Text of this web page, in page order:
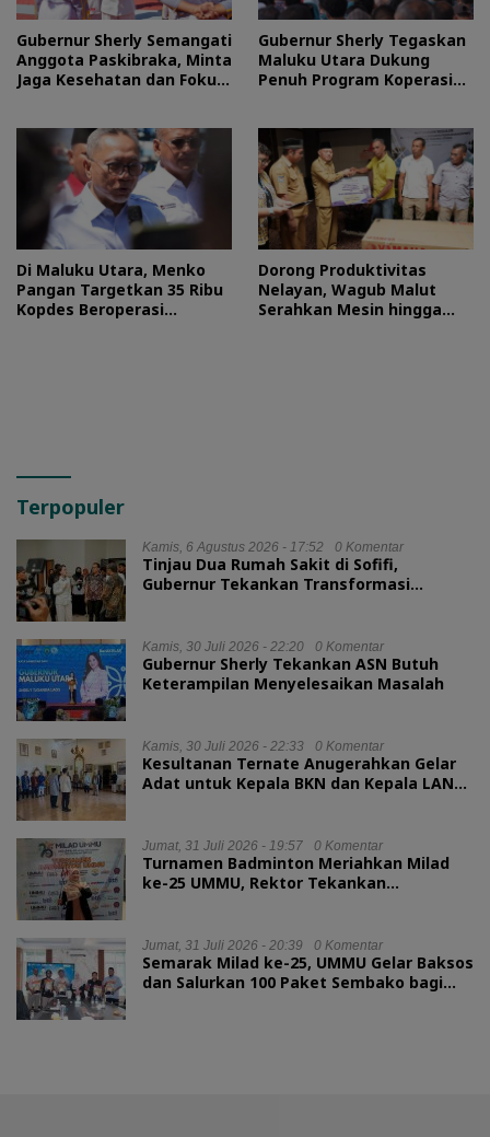
Gubernur Sherly Semangati
Anggota Paskibraka, Minta
Jaga Kesehatan dan Fokus
Gubernur Sherly Tegaskan
Maluku Utara Dukung
Penuh Program Koperasi
Di Maluku Utara, Menko
Pangan Targetkan 35 Ribu
Kopdes Beroperasi
Dorong Produktivitas
Nelayan, Wagub Malut
Serahkan Mesin hingga
Terpopuler
Kamis, 6 Agustus 2026 - 17:52 0 Komentar
Tinjau Dua Rumah Sakit di Sofifi,
Gubernur Tekankan Transformasi
Kamis, 30 Juli 2026 - 22:20 0 Komentar
Gubernur Sherly Tekankan ASN Butuh
Keterampilan Menyelesaikan Masalah
Kamis, 30 Juli 2026 - 22:33 0 Komentar
Kesultanan Ternate Anugerahkan Gelar
Adat untuk Kepala BKN dan Kepala LAN
Jumat, 31 Juli 2026 - 19:57 0 Komentar
Turnamen Badminton Meriahkan Milad
ke-25 UMMU, Rektor Tekankan
Jumat, 31 Juli 2026 - 20:39 0 Komentar
Semarak Milad ke-25, UMMU Gelar Baksos
dan Salurkan 100 Paket Sembako bagi